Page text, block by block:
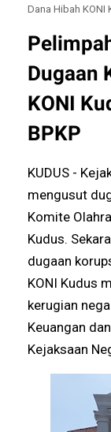
Dana Hibah KONI
Dugaan
KONI
BPKP
KUDUS -
mengusut
Komite
Kudus.
dugaan
KONI Kudus
kerugian
Keuangan
Kejaksaan